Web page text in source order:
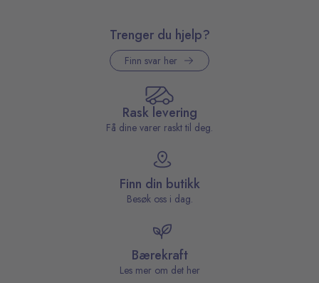
Trenger du hjelp?
Finn svar her
Rask levering
Få dine varer raskt til deg.
Finn din butikk
Besøk oss i dag.
Bærekraft
Les mer om det her